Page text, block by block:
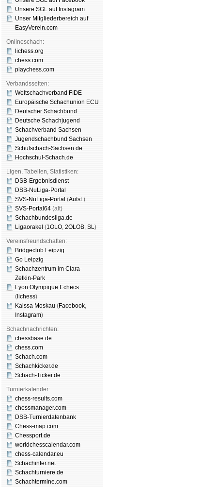
Unsere SGL auf Insta­gram
Unser Mitgliederbereich auf
EasyVerein.com
Onlineschach:
lichess.org
chess.com
playchess.com
Verbandsseiten:
Weltschachverband FIDE
Europäische Schachunion ECU
Deutscher Schachbund
Deutsche Schachjugend
Schachverband Sachsen
Jugendschachbund Sachsen
Schulschach-Sachsen.de
Hochschul-Schach.de
Ligen, Tabellen, Statistiken:
DSB-Ergebnisdienst
DSB-NuLiga-Portal
SVS-NuLiga-Portal (Aufst.)
SVS-Portal64 (alt)
Schachbundesliga.de
Ligaorakel (1OLO, 2OLOB, SL)
Vereinsfreundschaften:
Bridgeclub Leipzig
Go Leipzig
Schachzentrum im Clara-
Zetkin-Park
Lyon Olympique Echecs
( lichess)
Kaissa Moskau (Face­book,
Insta­gram)
Schachnachrichten:
chessbase.de
chess.com
Schach.com
Schachkicker.de
Schach-Ticker.de
Turnierkalender:
chess-results.com
chessmanager.com
DSB-Turnierdatenbank
Chess-map.com
Chessport.de
worldchesscalendar.com
chess-calendar.eu
Schachinter.net
Schachturniere.de
Schachtermine.com